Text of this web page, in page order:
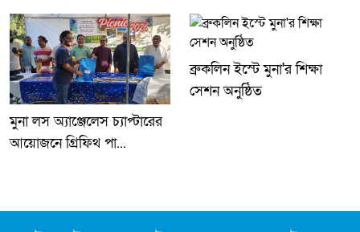
মুনা লস অ্যাঞ্জেলেস চ্যাপ্টারের
আয়োজনে গ্রিফিথ পা...
ব্রুকলিন ইস্টে মুনা'র শিক্ষা
সেশন অনুষ্ঠিত